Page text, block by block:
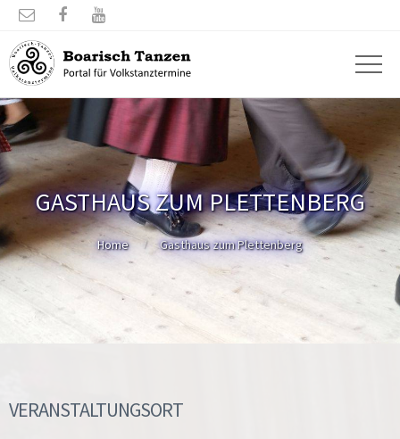
  
GASTHAUS ZUM PLETTENBERG
Home Gasthaus zum Plettenberg
VERANSTALTUNGSORT